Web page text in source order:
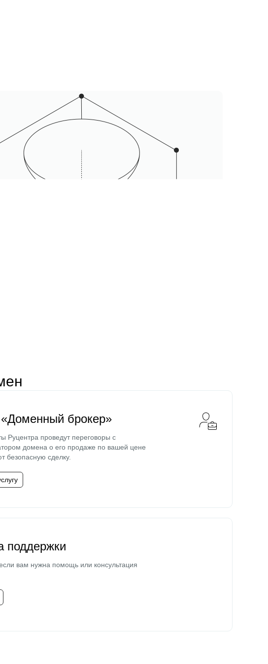
«Доменный брокер»
Руцентра проведут переговоры с
домена о его продаже по вашей цене
безопасную сделку.
поддержки
вам нужна помощь или консультация